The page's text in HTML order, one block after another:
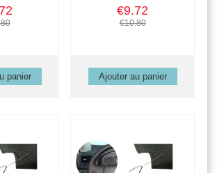
€9.72
€10.80